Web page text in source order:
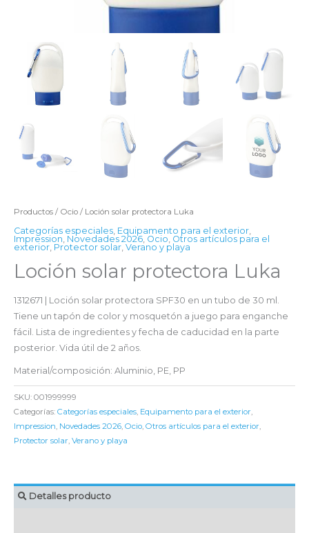
Productos / Ocio / Loción solar protectora Luka
Categorías especiales, Equipamento para el exterior,
Impression, Novedades 2026, Ocio, Otros artículos para el
exterior, Protector solar, Verano y playa
Loción solar protectora Luka
1312671 | Loción solar protectora SPF30 en un tubo de 30 ml.
Tiene un tapón de color y mosquetón a juego para enganche
fácil. Lista de ingredientes y fecha de caducidad en la parte
posterior. Vida útil de 2 años.
Material/composición: Aluminio, PE, PP
SKU: 001999999
Categorías: Categorías especiales Equipamento para el exterior
Impression Novedades 2026 Ocio Otros artículos para el exterior
Protector solar Verano y playa
Detalles producto